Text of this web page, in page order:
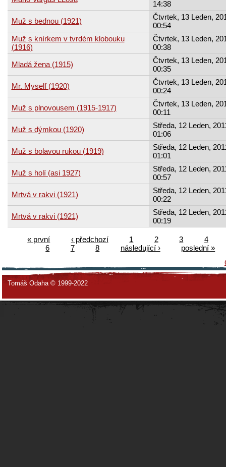
14:38
Muž s bednou (1921)
Čtvrtek, 13 Leden,
00:54
Muž s knírkem v tvrdém klobouku
(1916)
Čtvrtek, 13 Leden,
00:38
Mladá žena (1915)
Čtvrtek, 13 Leden,
00:35
Mr. Myself (1920)
Čtvrtek, 13 Leden,
00:24
Muž s plnovousem (1915-1917)
Čtvrtek, 13 Leden,
00:11
Muž s dýmkou (1920)
Středa, 12 Leden,
01:06
Muž s bolavou rukou (1919)
Středa, 12 Leden,
01:01
Muž s holí (asi 1927)
Středa, 12 Leden,
00:57
Mrtvá v rakvi (1921)
Středa, 12 Leden,
00:22
Mrtvá v rakvi (1921)
Středa, 12 Leden,
00:19
« první ‹ předchozí 1 2 3
4
6
7 8 následující ›
poslední »
Tomáš Odaha © 1999-2022